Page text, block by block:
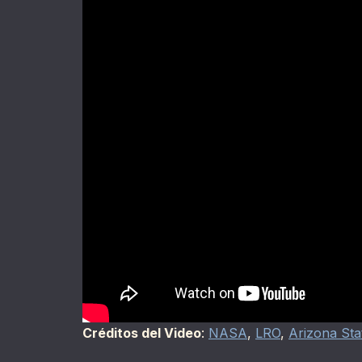
Créditos del Video: NASA, LRO, Arizona